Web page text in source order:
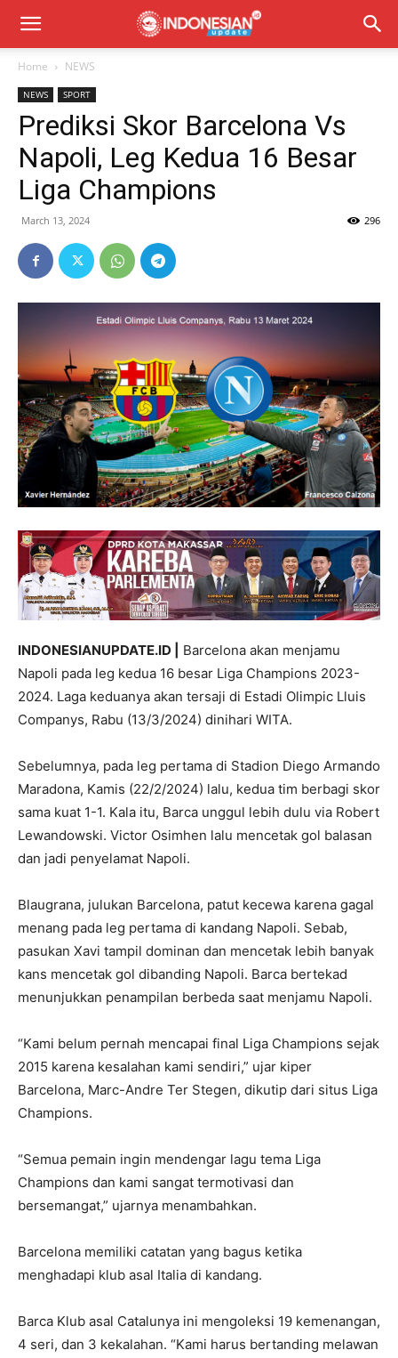
Home NEWS
NEWS SPORT
Prediksi Skor Barcelona Vs
Napoli, Leg Kedua 16 Besar
Liga Champions
March 13, 2024 296
INDONESIANUPDATE.ID |
Barcelona akan menjamu
Napoli pada leg kedua 16 besar Liga Champions 2023-
2024. Laga keduanya akan tersaji di Estadi Olimpic Lluis
Companys, Rabu (13/3/2024) dinihari WITA.
Sebelumnya, pada leg pertama di Stadion Diego Armando
Maradona, Kamis (22/2/2024) lalu, kedua tim berbagi skor
sama kuat 1-1. Kala itu, Barca unggul lebih dulu via Robert
Lewandowski. Victor Osimhen lalu mencetak gol balasan
dan jadi penyelamat Napoli.
Blaugrana, julukan Barcelona, patut kecewa karena gagal
menang pada leg pertama di kandang Napoli. Sebab,
pasukan Xavi tampil dominan dan mencetak lebih banyak
kans mencetak gol dibanding Napoli. Barca bertekad
menunjukkan penampilan berbeda saat menjamu Napoli.
“Kami belum pernah mencapai final Liga Champions sejak
2015 karena kesalahan kami sendiri,” ujar kiper
Barcelona, Marc-Andre Ter Stegen, dikutip dari situs Liga
Champions.
“Semua pemain ingin mendengar lagu tema Liga
Champions dan kami sangat termotivasi dan
bersemangat,” ujarnya menambahkan.
Barcelona memiliki catatan yang bagus ketika
menghadapi klub asal Italia di kandang.
Barca Klub asal Catalunya ini mengoleksi 19 kemenangan,
4 seri, dan 3 kekalahan. “Kami harus bertanding melawan